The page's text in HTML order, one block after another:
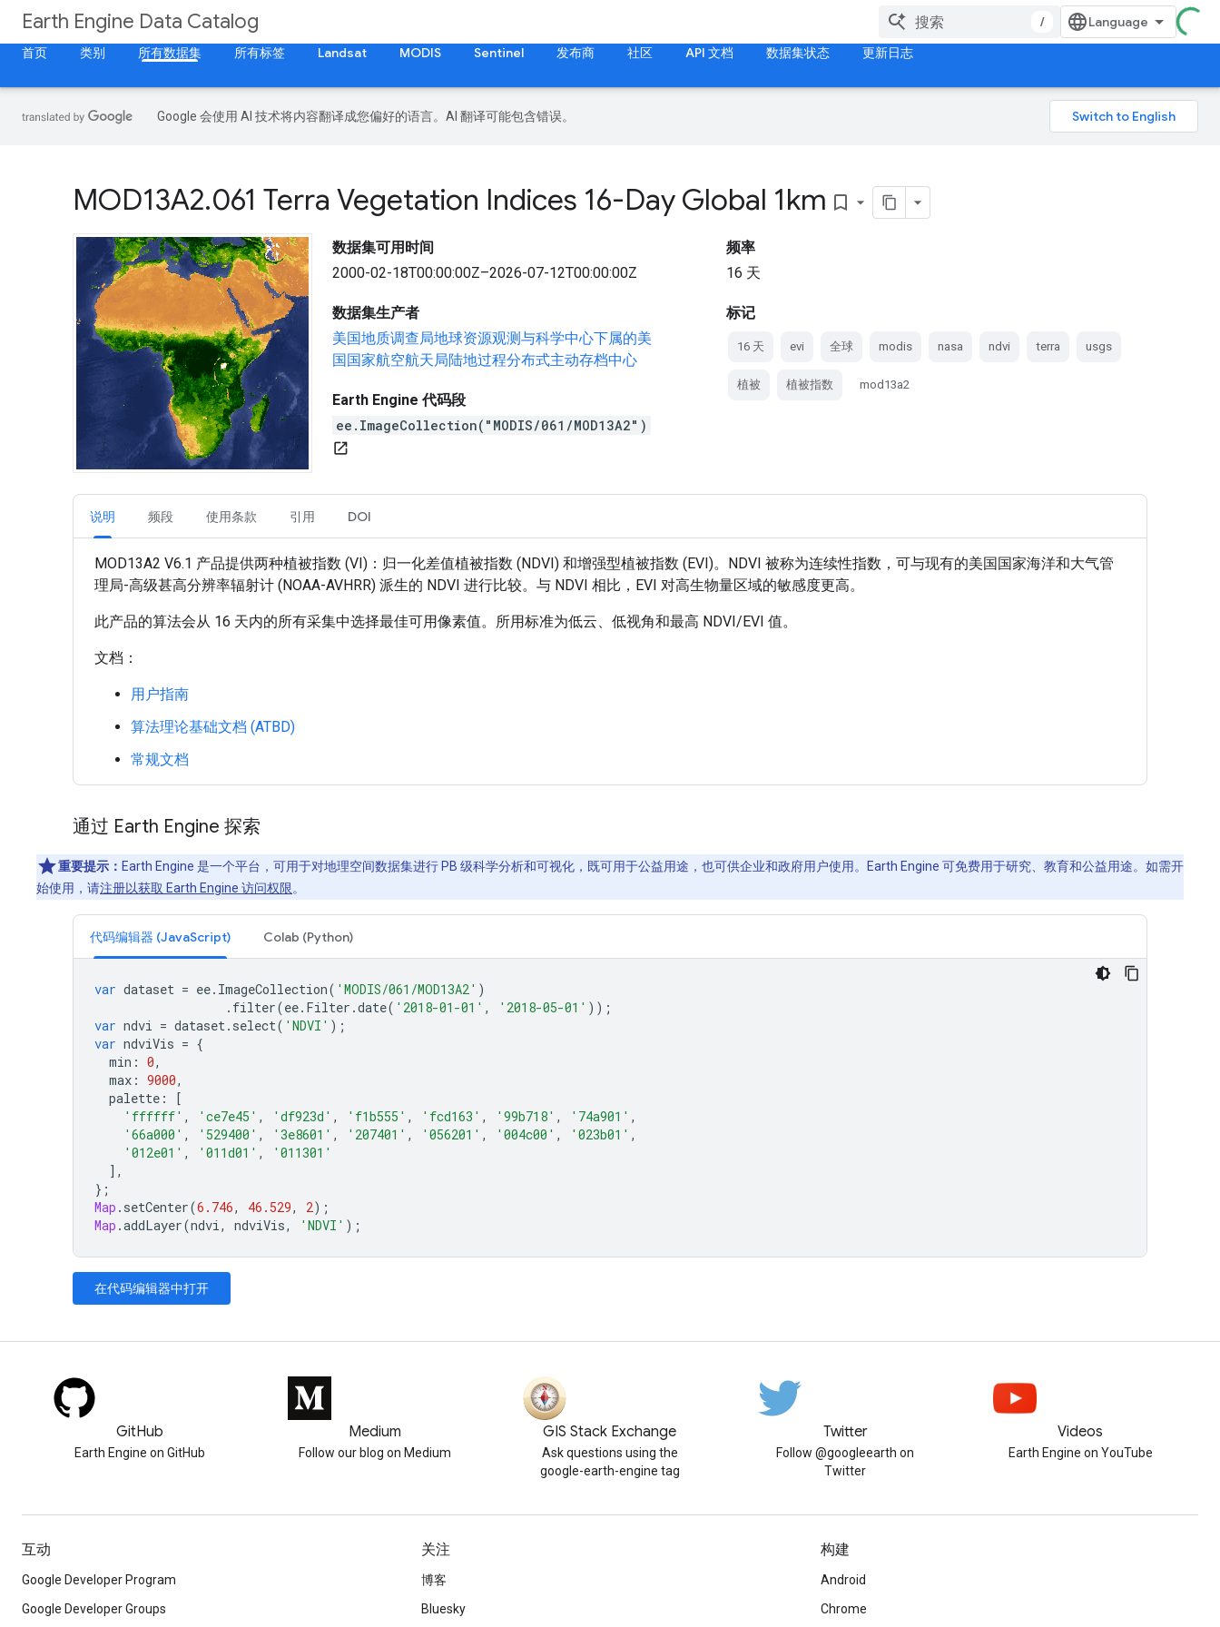
Earth Engine Data Catalog
/
首页
类别 所有数据集 所有标签 Landsat MODIS Sentinel 发布商 社区 API 文档 数据集状态 更新日志
Google 会使用 AI 技术将内容翻译成您偏好的语言。AI 翻译可能包含错误。
MOD13A2.061 Terra Vegetation Indices 16-Day Global 1km bookmark_border
数据集可用时间
2000-02-18T00:00:00Z–2026-07-12T00:00:00Z
数据集生产者
美国地质调查局地球资源观测与科学中心下属的美
国国家航空航天局陆地过程分布式主动存档中心
Earth Engine 代码段
ee.ImageCollection("MODIS/061/MOD13A2")
open_in_new
频率
16 天
标记
16 天 evi 全球 modis nasa ndvi terra usgs
植被 植被指数 mod13a2
说明 频段 使用条款 引用 DOI
MOD13A2 V6.1 产品提供两种植被指数 (VI)：归一化差值植被指数 (NDVI) 和增强型植被指数 (EVI)。NDVI 被称为连续性指数，可与现有的美国国家海洋和大气管
理局-高级甚高分辨率辐射计 (NOAA-AVHRR) 派生的 NDVI 进行比较。与 NDVI 相比，EVI 对高生物量区域的敏感度更高。
此产品的算法会从 16 天内的所有采集中选择最佳可用像素值。所用标准为低云、低视角和最高 NDVI/EVI 值。
文档：
用户指南
算法理论基础文档 (ATBD)
常规文档
通过 Earth Engine 探索
重要提示： Earth Engine 是一个平台，可用于对地理空间数据集进行 PB 级科学分析和可视化，既可用于公益用途，也可供企业和政府用户使用。Earth Engine 可免费用于研究、教育和公益用途。如需开
始使用，请注册以获取 Earth Engine 访问权限。
代码编辑器 (JavaScript) Colab (Python)
var dataset = ee. ImageCollection( 'MODIS/061/MOD13A2' )
. filter(ee. Filter .date( '2018-01-01' , '2018-05-01' ));
var ndvi = dataset. select( 'NDVI' );
var ndviVis = {
min : 0,
max : 9000,
palette :
[
'ffffff' , 'ce7e45' , 'df923d' , 'f1b555' , 'fcd163' , '99b718' , '74a901' ,
'66a000' , '529400' , '3e8601' , '207401' , '056201' , '004c00' , '023b01' ,
'012e01' , '011d01' ,
'011301'
],
};
Map . setCenter(6.746, 46.529, 2);
Map .addLayer(ndvi, ndviVis, 'NDVI' );
在代码编辑器中打开
GitHub
Earth Engine on GitHub
Medium
Follow our blog on Medium
GIS Stack Exchange
Ask questions using the
google-earth-engine tag
Twitter
Follow @googleearth on
Twitter
Videos
Earth Engine on YouTube
互动
Google Developer Program
Google Developer Groups
关注
博客
Bluesky
构建
Android
Chrome